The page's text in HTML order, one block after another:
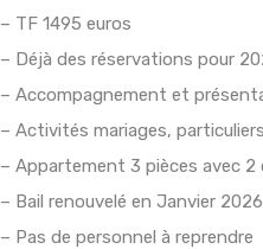
– TF 1495 euros
– Déjà des réservations pour
– Accompagnement et
– Activités mariages,
– Appartement 3 pièces avec 2
– Bail renouvelé en Janvier
– Pas de personnel à reprendre